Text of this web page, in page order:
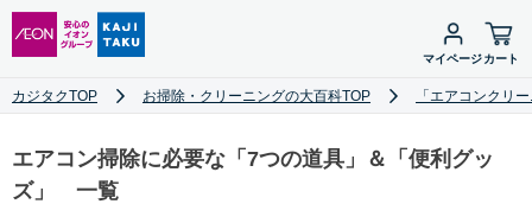
マイページカート
カジタクTOP お掃除・クリーニングの大百科TOP 「エアコンクリ
エアコン掃除に必要な「7つの道具」＆「便利グッ
ズ」 一覧